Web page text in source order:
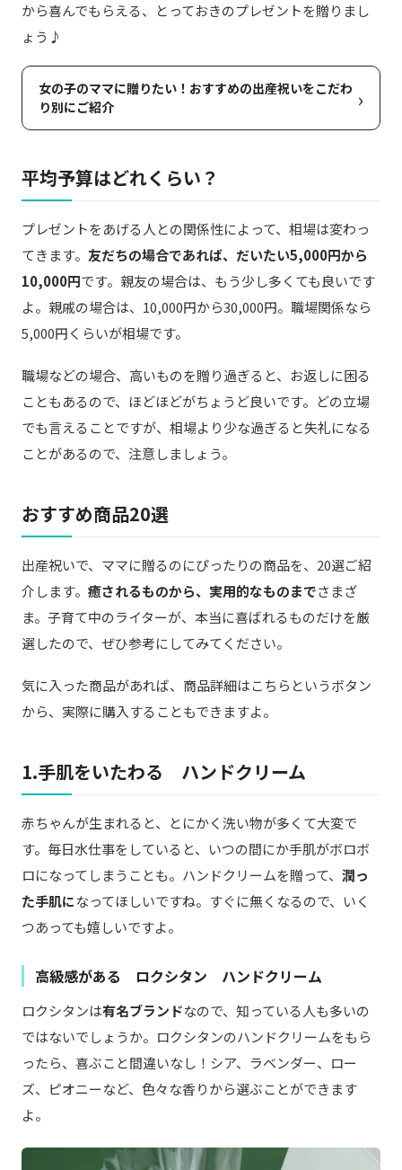
から喜んでもらえる、とっておきのプレゼントを贈りまし
ょう♪
女の子のママに贈りたい！おすすめの出産祝いをこだわ
り別にご紹介
›
平均予算はどれくらい？
プレゼントをあげる人との関係性によって、相場は変わっ
てきます。 友だちの場合であれば、だいたい5,000円から
10,000円です。親友の場合は、もう少し多くても良いです
よ。親戚の場合は、10,000円から30,000円。職場関係なら
5,000円くらいが相場です。
職場などの場合、高いものを贈り過ぎると、お返しに困る
こともあるので、ほどほどがちょうど良いです。どの立場
でも言えることですが、相場より少な過ぎると失礼になる
ことがあるので、注意しましょう。
おすすめ商品20選
出産祝いで、ママに贈るのにぴったりの商品を、20選ご紹
介します。 癒されるものから、実用的なものまでさまざ
ま。子育て中のライターが、本当に喜ばれるものだけを厳
選したので、ぜひ参考にしてみてください。
気に入った商品があれば、商品詳細はこちらというボタン
から、実際に購入することもできますよ。
1.手肌をいたわる ハンドクリーム
赤ちゃんが生まれると、とにかく洗い物が多くて大変で
す。毎日水仕事をしていると、いつの間にか手肌がボロボ
ロになってしまうことも。ハンドクリームを贈って、 潤っ
た手肌になってほしいですね。すぐに無くなるので、いく
つあっても嬉しいですよ。
高級感がある ロクシタン ハンドクリーム
ロクシタンは有名ブランドなので、知っている人も多いの
ではないでしょうか。ロクシタンのハンドクリームをもら
ったら、喜ぶこと間違いなし！シア、ラベンダー、ロー
ズ、ピオニーなど、色々な香りから選ぶことができます
よ。